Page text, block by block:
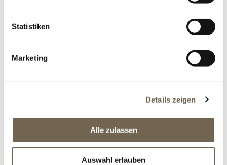
Statistiken
Marketing
Details zeigen
Alle zulassen
Auswahl erlauben
Sichtschutz, als Kombinationselement oder auch